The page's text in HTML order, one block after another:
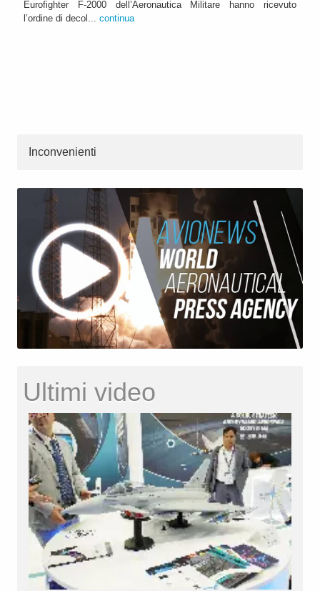
Eurofighter F-2000 dell’Aeronautica Militare hanno ricevuto
l’ordine di decol... continua
Inconvenienti
Ultimi video